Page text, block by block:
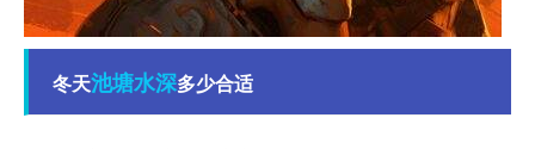
冬天池塘水深多少合适